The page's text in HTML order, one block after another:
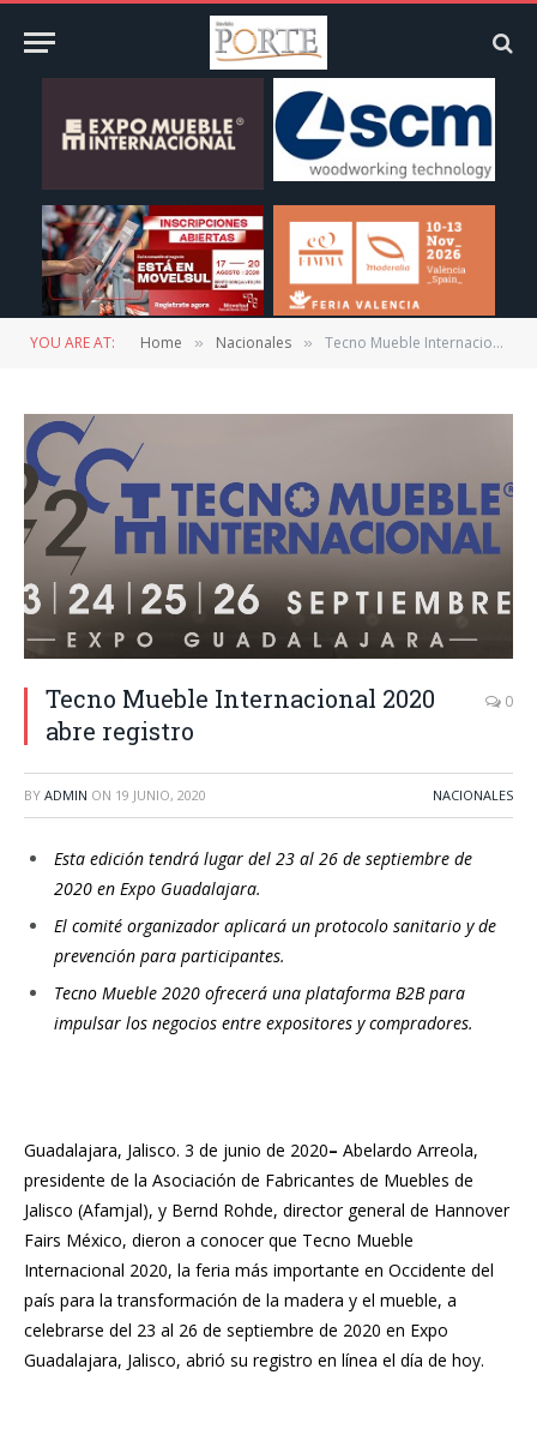
YOU ARE AT: Home » Nacionales » Tecno Mueble Internacional 2020 abre registro
Tecno Mueble Internacional 2020
abre registro
0
BY ADMIN ON 19 JUNIO, 2020 NACIONALES
Esta edición tendrá lugar del 23 al 26 de septiembre de
2020 en Expo Guadalajara.
El comité organizador aplicará un protocolo sanitario y de
prevención para participantes.
Tecno Mueble 2020 ofrecerá una plataforma B2B para
impulsar los negocios entre expositores y compradores.
Guadalajara, Jalisco. 3 de junio de 2020– Abelardo Arreola,
presidente de la Asociación de Fabricantes de Muebles de
Jalisco (Afamjal), y Bernd Rohde, director general de Hannover
Fairs México, dieron a conocer que Tecno Mueble
Internacional 2020, la feria más importante en Occidente del
país para la transformación de la madera y el mueble, a
celebrarse del 23 al 26 de septiembre de 2020 en Expo
Guadalajara, Jalisco, abrió su registro en línea el día de hoy.